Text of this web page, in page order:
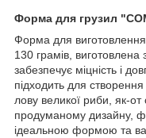
Форма для грузил
Форма для
130 грамів,
забезпечує міцність і
підходить для
лову великої риби, як-
продуманому дизайну,
ідеальною формою та